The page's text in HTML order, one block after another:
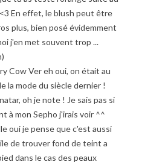
En effet, le blush peut être
plus, bien posé évidemment
j'en met souvent trop ...
Cow Ver eh oui, on était au
la mode du siècle dernier !
oh je note ! Je sais pas si
à mon Sepho j'irais voir ^^
oui je pense que c'est aussi
de trouver fond de teint a
dans le cas des peaux